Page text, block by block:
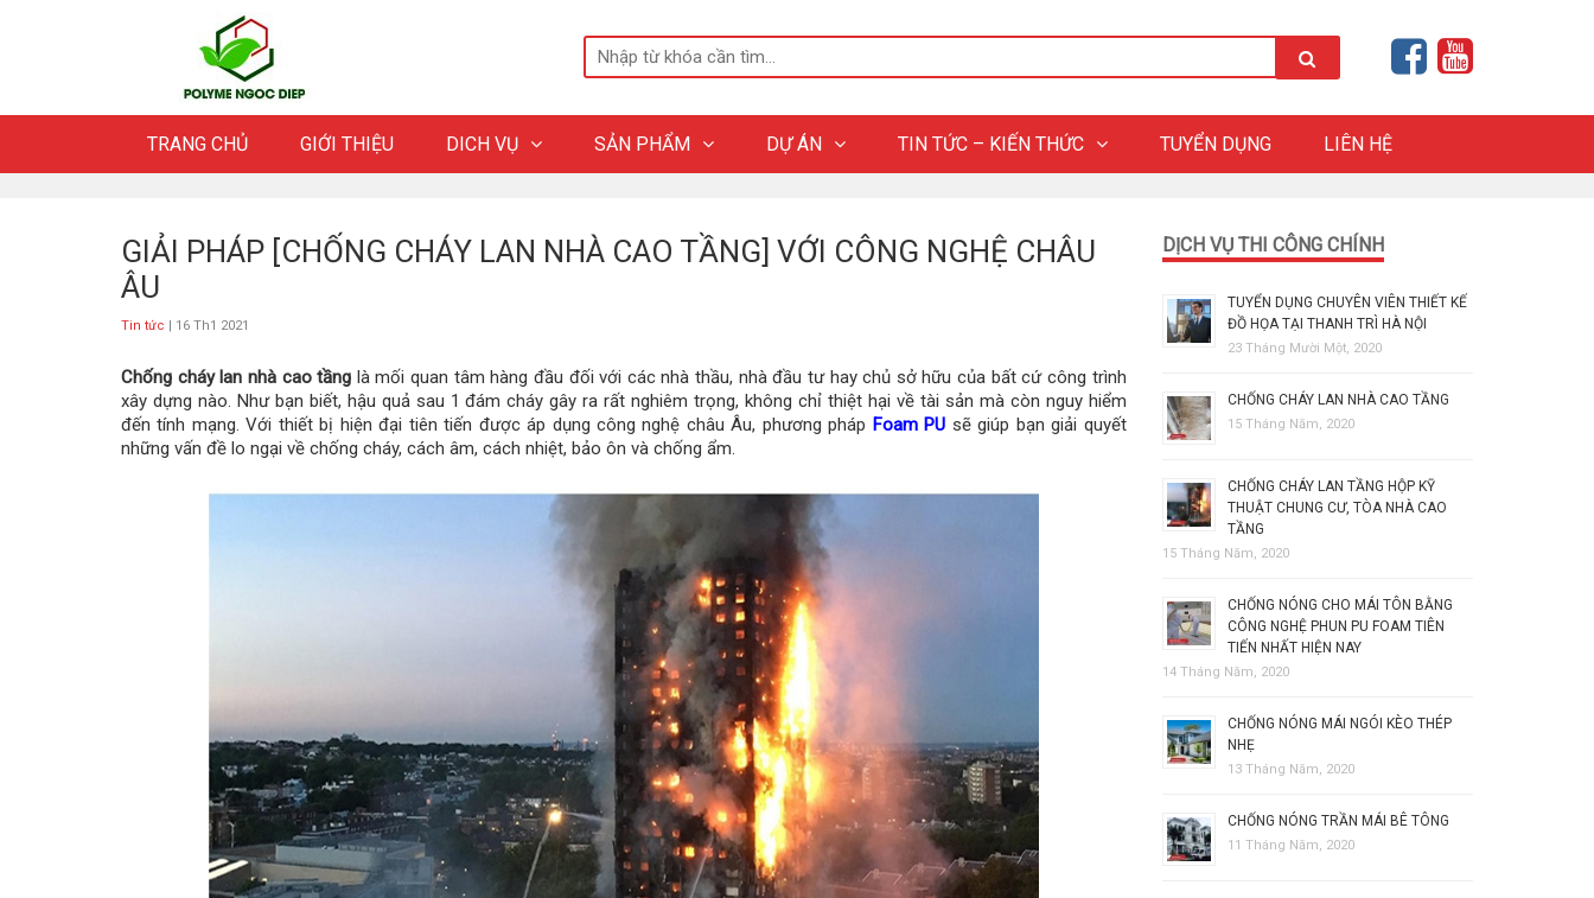
TRANG CHỦ GIỚI THIỆU DICH VỤ SẢN PHẨM DỰ ÁN TIN TỨC – KIẾN THỨC TUYỂN DỤNG LIÊN HỆ
GIẢI PHÁP [CHỐNG CHÁY LAN NHÀ CAO TẦNG] VỚI CÔNG NGHỆ CHÂU
ÂU
Tin tức | 16 Th1 2021
Chống cháy lan nhà cao tầng là mối quan tâm hàng đầu đối với các nhà thầu, nhà đầu tư hay chủ sở hữu của bất cứ công trình
xây dựng nào. Như bạn biết, hậu quả sau 1 đám cháy gây ra rất nghiêm trọng, không chỉ thiệt hại về tài sản mà còn nguy hiểm
đến tính mạng. Với thiết bị hiện đại tiên tiến được áp dụng công nghệ châu Âu, phương pháp Foam PU sẽ giúp bạn giải quyết
những vấn đề lo ngại về chống cháy, cách âm, cách nhiệt, bảo ôn và chống ẩm.
DỊCH VỤ THI CÔNG CHÍNH
TUYỂN DỤNG CHUYÊN VIÊN THIẾT KẾ
ĐỒ HỌA TẠI THANH TRÌ HÀ NỘI
23 Tháng Mười Một, 2020
CHỐNG CHÁY LAN NHÀ CAO TẦNG
15 Tháng Năm, 2020
CHỐNG CHÁY LAN TẦNG HỘP KỸ
THUẬT CHUNG CƯ, TÒA NHÀ CAO
TẦNG
15 Tháng Năm, 2020
CHỐNG NÓNG CHO MÁI TÔN BẰNG
CÔNG NGHỆ PHUN PU FOAM TIÊN
TIẾN NHẤT HIỆN NAY
14 Tháng Năm, 2020
CHỐNG NÓNG MÁI NGÓI KÈO THÉP
NHẸ
13 Tháng Năm, 2020
CHỐNG NÓNG TRẦN MÁI BÊ TÔNG
11 Tháng Năm, 2020